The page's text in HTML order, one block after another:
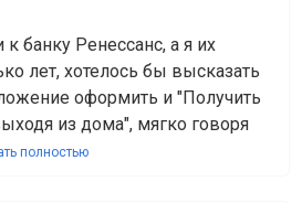
банку Ренессанс, а я их
лет, хотелось бы высказать
оформить и "Получить
из дома", мягко говоря
полностью